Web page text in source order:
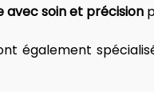
avec soin et précision
également